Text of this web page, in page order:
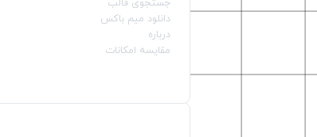
جستجوی قالب
دانلود میم باکس
درباره
مقایسه امکانات